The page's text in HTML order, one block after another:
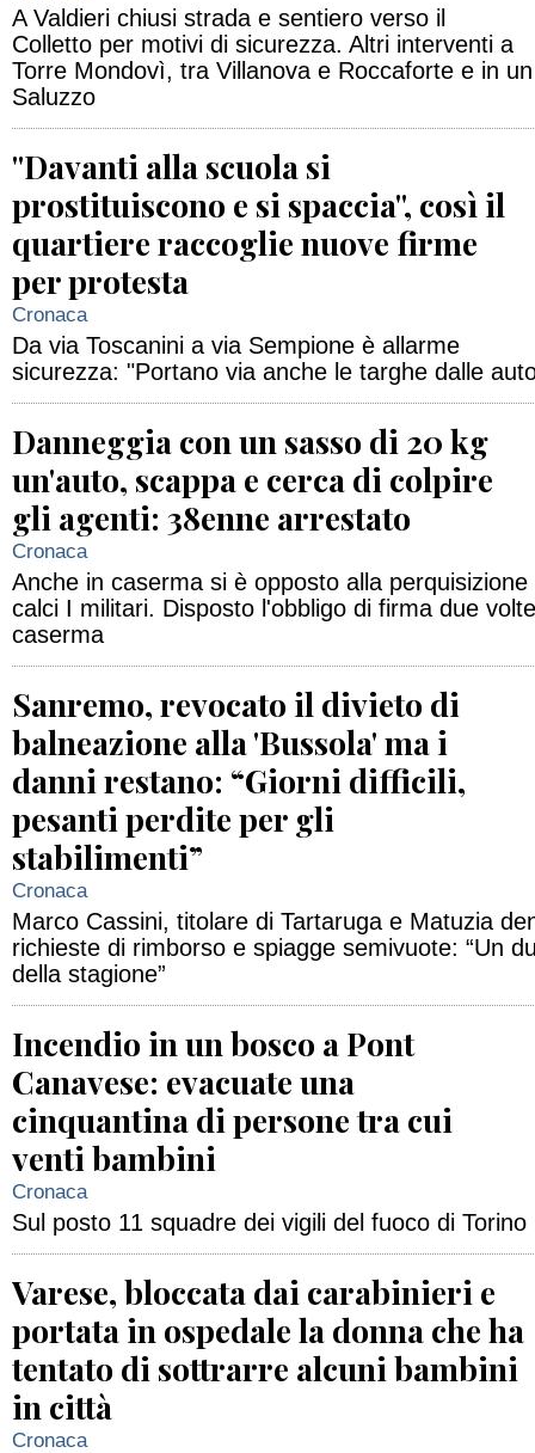
A Valdieri chiusi strada e sentiero verso il
Colletto per motivi di sicurezza. Altri interventi a
Torre Mondovì, tra Villanova e Roccaforte e in
Saluzzo
"Davanti alla scuola si
prostituiscono e si spaccia", così il
quartiere raccoglie nuove firme
per protesta
Cronaca
Da via Toscanini a via Sempione è allarme
sicurezza: "Portano via anche le targhe dalle
Danneggia con un sasso di 20 kg
un'auto, scappa e cerca di colpire
gli agenti: 38enne arrestato
Cronaca
Anche in caserma si è opposto alla
calci I militari. Disposto l'obbligo di firma due
caserma
Sanremo, revocato il divieto di
balneazione alla 'Bussola' ma i
danni restano: “Giorni difficili,
pesanti perdite per gli
stabilimenti”
Cronaca
Marco Cassini, titolare di Tartaruga e Matuzia
richieste di rimborso e spiagge semivuote: “Un
della stagione”
Incendio in un bosco a Pont
Canavese: evacuate una
cinquantina di persone tra cui
venti bambini
Cronaca
Sul posto 11 squadre dei vigili del fuoco di Torino
Varese, bloccata dai carabinieri e
portata in ospedale la donna che ha
tentato di sottrarre alcuni bambini
in città
Cronaca